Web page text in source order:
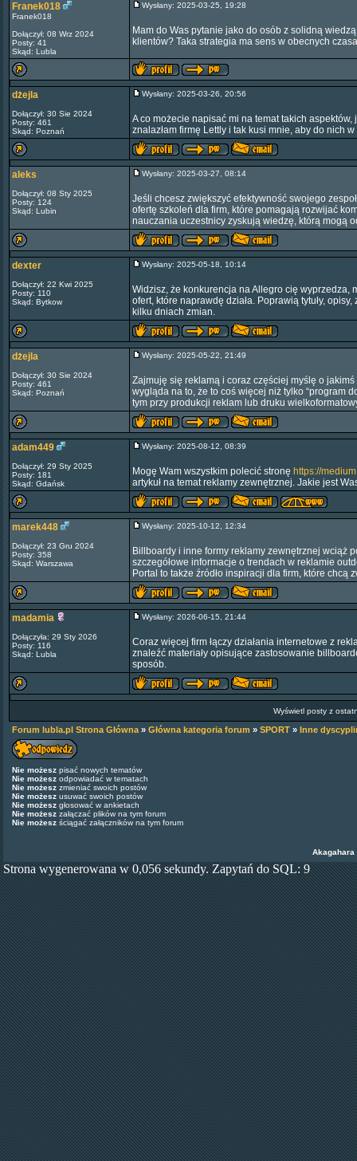
Franek018
Franek018
Dołączył: 08 Wrz 2024
Posty: 41
Skąd: Lubla
Wysłany: 2025-03-25, 19:28
Mam do Was pytanie jako do osób z solidną
klientów? Taka strategia ma sens w obecnych
dżejla
Dołączył: 30 Sie 2024
Posty: 461
Skąd: Poznań
Wysłany: 2025-03-26, 20:56
A co możecie napisać mi na temat takich aspektów,
znalazłam firmę Lettly i tak kusi mnie, aby do nich
aleks
Dołączył: 08 Sty 2025
Posty: 124
Skąd: Lubin
Wysłany: 2025-03-27, 08:14
Jeśli chcesz zwiększyć efektywność swojego
ofertę szkoleń dla firm, które pomagają rozwijać
nauczania uczestnicy zyskują wiedzę, którą mogą
dexter
Dołączył: 22 Kwi 2025
Posty: 110
Skąd: Bytkow
Wysłany: 2025-05-18, 10:14
Widzisz, że konkurencja na Allegro cię wyprzedza,
ofert, które naprawdę działa. Poprawią tytuły,
kilku dniach zmian.
dżejla
Dołączył: 30 Sie 2024
Posty: 461
Skąd: Poznań
Wysłany: 2025-05-22, 21:49
Zajmuję się reklamą i coraz częściej myślę o
wygląda na to, że to coś więcej niż tylko “program
tym przy produkcji reklam lub druku
adam449
Dołączył: 29 Sty 2025
Posty: 181
Skąd: Gdańsk
Wysłany: 2025-08-12, 08:39
Mogę Wam wszystkim polecić stronę https://
artykuł na temat reklamy zewnętrznej. Jakie jest
marek448
Dołączył: 23 Gru 2024
Posty: 358
Skąd: Warszawa
Wysłany: 2025-10-12, 12:34
Billboardy i inne formy reklamy zewnętrznej wciąż
szczegółowe informacje o trendach w reklamie
Portal to także źródło inspiracji dla firm, które
madamia
Dołączyła: 29 Sty 2026
Posty: 116
Skąd: Lubla
Wysłany: 2026-06-15, 21:44
Coraz więcej firm łączy działania internetowe z
znaleźć materiały opisujące zastosowanie
sposób.
Wyświetl posty z
Forum lubla.pl Strona Główna » Główna kategoria forum » SPORT » Inne
Nie możesz pisać nowych tematów
Nie możesz odpowiadać w tematach
Nie możesz zmieniać swoich postów
Nie możesz usuwać swoich postów
Nie możesz głosować w ankietach
Nie możesz załączać plików na tym forum
Nie możesz ściągać załączników na tym forum
Akagahara
Strona wygenerowana w 0,056 sekundy. Zapytań do SQL: 9